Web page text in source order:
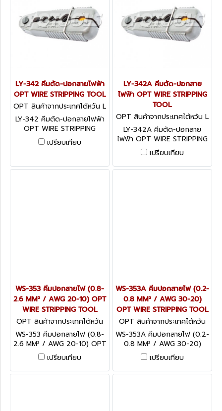
LY-342 คีมตัด-ปอกสายไฟฟ้า
OPT WIRE STRIPPING TOOL
OPT สินค้าจากประเทศไต้หวัน L
Y-342
LY-342 คีมตัด-ปอกสายไฟฟ้า
OPT WIRE STRIPPING
TOOL
เปรียบเทียบ
LY-342A คีมตัด-ปอกสาย
ไฟฟ้า OPT WIRE STRIPPING
TOOL
OPT สินค้าจากประเทศไต้หวัน L
Y-342A
LY-342A คีมตัด-ปอกสาย
ไฟฟ้า OPT WIRE STRIPPING
TOOL
เปรียบเทียบ
WS-353 คีมปอกสายไฟ (0.8-
2.6 MM² / AWG 20-10) OPT
WIRE STRIPPING TOOL
OPT สินค้าจากประเทศไต้หวัน
WS-353
WS-353 คีมปอกสายไฟ (0.8-
2.6 MM² / AWG 20-10) OPT
WIRE STRIPPING TOOL
เปรียบเทียบ
WS-353A คีมปอกสายไฟ (0.2-
0.8 MM² / AWG 30-20)
OPT WIRE STRIPPING TOOL
OPT สินค้าจากประเทศไต้หวัน
WS-353A
WS-353A คีมปอกสายไฟ (0.2-
0.8 MM² / AWG 30-20)
OPT WIRE STRIPPING
TOOL
เปรียบเทียบ